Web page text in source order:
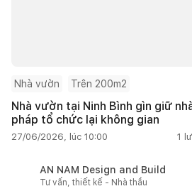
Nhà vườn Trên 200m2
Nhà vườn tại Ninh Bình gìn giữ
pháp tổ chức lại không gian
27/06/2026, lúc 10:00 1
AN NAM Design and Build
Tư vấn, thiết kế - Nhà thầu